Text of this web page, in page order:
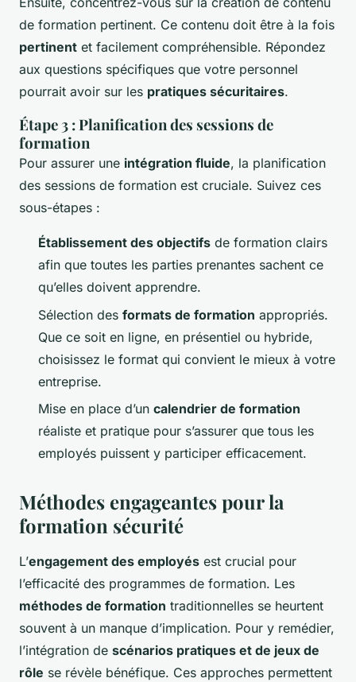
de formation pertinent. Ce contenu doit être à la fois
pertinent et facilement compréhensible. Répondez
aux questions spécifiques que votre personnel
pourrait avoir sur les pratiques sécuritaires.
Étape 3 : Planification des sessions de
formation
Pour assurer une intégration fluide, la planification
des sessions de formation est cruciale. Suivez ces
sous-étapes :
Établissement des objectifs de formation clairs
afin que toutes les parties prenantes sachent ce
qu’elles doivent apprendre.
Sélection des formats de formation appropriés.
Que ce soit en ligne, en présentiel ou hybride,
choisissez le format qui convient le mieux à votre
entreprise.
Mise en place d’un calendrier de formation
réaliste et pratique pour s’assurer que tous les
employés puissent y participer efficacement.
Méthodes engageantes pour la
formation sécurité
L’engagement des employés est crucial pour
l’efficacité des programmes de formation. Les
méthodes de formation traditionnelles se heurtent
souvent à un manque d’implication. Pour y remédier,
l’intégration de scénarios pratiques et de jeux de
rôle se révèle bénéfique. Ces approches permettent